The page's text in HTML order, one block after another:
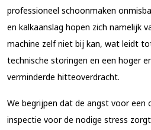
professioneel schoonmaken
en kalkaanslag hopen zich namelijk
machine zelf niet bij kan, wat leidt
technische storingen en een hoger
verminderde hitteoverdracht.
We begrijpen dat de angst voor een
inspectie voor de nodige stress